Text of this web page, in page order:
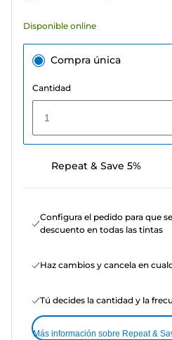
Disponible online
Compra única
Cantidad
1
Repeat & Save 5%
Configura el pedido para que
descuento en todas las tintas
Haz cambios y cancela en
Tú decides la cantidad y la
Más información sobre Repeat &